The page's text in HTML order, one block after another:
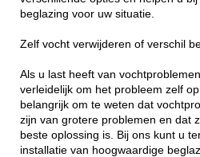
beglazing voor uw situatie.
Zelf vocht verwijderen of verschil
Als u last heeft van
verleidelijk om het probleem zelf
belangrijk om te weten dat
zijn van grotere problemen en dat
beste oplossing is. Bij ons kunt u
installatie van hoogwaardige